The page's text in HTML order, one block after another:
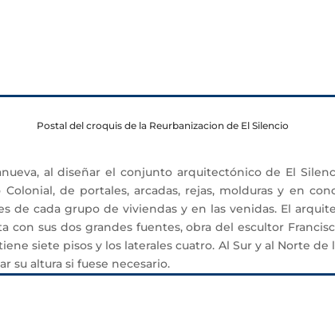
Postal del croquis de la Reurbanizacion de El Silencio
al diseñar el conjunto arquitectónico de El
Colonial, de portales, arcadas, rejas, molduras y en
de cada grupo de viviendas y en las venidas. El
con sus dos grandes fuentes, obra del escultor
siete pisos y los laterales cuatro. Al Sur y al Norte
su altura si fuese necesario.